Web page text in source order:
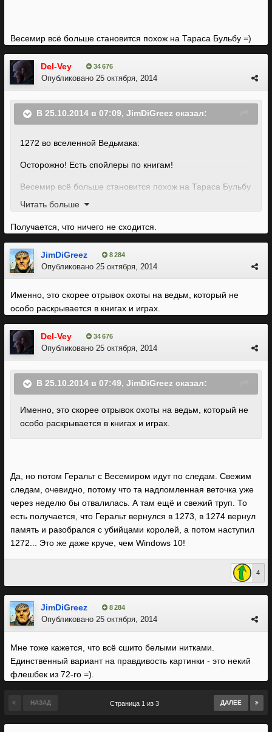
Весемир всё больше становится похож на Тараса Бульбу =)
Del-Vey 34 676
Опубликовано 25 октября, 2014
В 25.10.2014 в 07:09, JimDiGreez сказал:
1272 во вселенной Ведьмака:
Осторожно! Есть спойлеры по книгам!
Весемир всё больше становится похож на Тараса Бульбу
=)
Читать больше
Получается, что ничего не сходится.
JimDiGreez 8 284
Опубликовано 25 октября, 2014
Именно, это скорее отрывок охоты на ведьм, который не
особо раскрывается в книгах и играх.
Del-Vey 34 676
Опубликовано 25 октября, 2014
В 25.10.2014 в 07:49, JimDiGreez сказал:
Именно, это скорее отрывок охоты на ведьм, который не
особо раскрывается в книгах и играх.
Да, но потом Геральт с Весемиром идут по следам. Свежим
следам, очевидно, потому что та надломленная веточка уже
через неделю бы отвалилась. А там ещё и свежий труп. То
есть получается, что Геральт вернулся в 1273, в 1274 вернул
память и разобрался с убийцами королей, а потом наступил
1272... Это же даже круче, чем Windows 10!
4
JimDiGreez 8 284
Опубликовано 25 октября, 2014
Мне тоже кажется, что всё сшито белыми нитками.
Единственный вариант на правдивость картинки - это некий
флешбек из 72-го =).
НАЗАД ДАЛЕЕ
Страница 1 из 3